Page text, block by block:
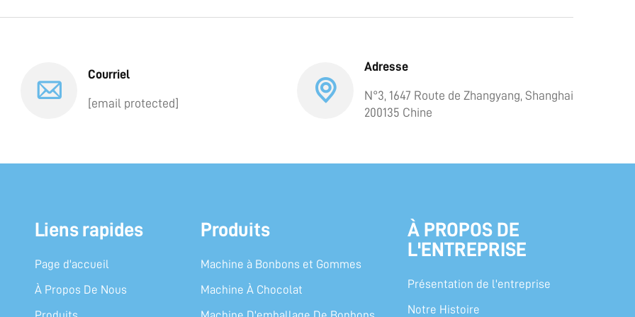
Courriel
[email protected]
Adresse
N°3, 1647 Route de Zhangyang, Shanghai
200135 Chine
Liens rapides
Page d'accueil
À Propos De Nous
Produits
Machine à Bonbons et Gommes
Machine À Chocolat
À PROPOS DE
L'ENTREPRISE
Présentation de l'entreprise
Notre Histoire